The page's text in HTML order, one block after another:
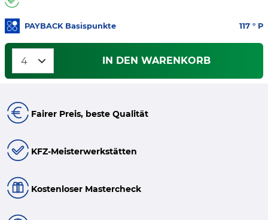
PAYBACK Basispunkte 117 ° P
IN DEN WARENKORB
Fairer Preis, beste Qualität
KFZ-Meisterwerkstätten
Kostenloser Mastercheck